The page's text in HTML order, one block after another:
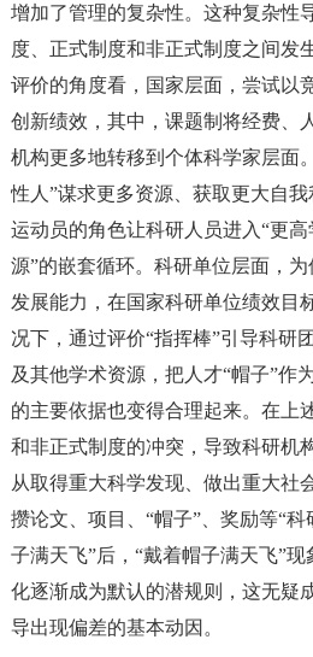
增加了管理的复杂性。这种复杂性
度、正式制度和非正式制度之间发
评价的角度看，国家层面，尝试以
创新绩效，其中，课题制将经费、
机构更多地转移到个体科学家层面
性人”谋求更多资源、获取更大自
运动员的角色让科研人员进入“更
源”的嵌套循环。科研单位层面，
发展能力，在国家科研单位绩效目
况下，通过评价“指挥棒”引导科研
及其他学术资源，把人才“帽子”作
的主要依据也变得合理起来。在上
和非正式制度的冲突，导致科研机
从取得重大科学发现、做出重大社
攒论文、项目、“帽子”、奖励等“
子满天飞”后，“戴着帽子满天飞”
化逐渐成为默认的潜规则，这无疑
导出现偏差的基本动因。